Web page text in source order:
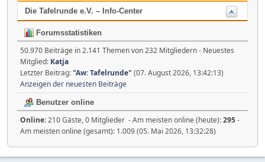
Die Tafelrunde e.V. – Info-Center
Forumsstatistiken
50.970 Beiträge in 2.141 Themen von 232 Mitgliedern - Neuestes
Mitglied: Katja
Letzter Beitrag:"Aw: Tafelrunde" (07. August 2026, 13:42:13)
Anzeigen der neuesten Beiträge
Benutzer online
Online:210 Gäste, 0 Mitglieder - Am meisten online (heute):295-
Am meisten online (gesamt): 1.009 (05. Mai 2026, 13:32:28)